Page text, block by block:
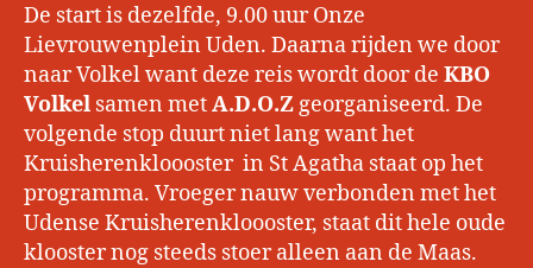
De start is dezelfde, 9.00 uur Onze
Lievrouwenplein Uden. Daarna rijden we door
naar Volkel want deze reis wordt door de KBO
Volkel samen metA.D.O.Zgeorganiseerd. De
volgende stop duurt niet lang want het
Kruisherenkloooster in St Agatha staat op het
programma. Vroeger nauw verbonden met het
Udense Kruisherenkloooster, staat dit hele oude
klooster nog steeds stoer alleen aan de Maas.